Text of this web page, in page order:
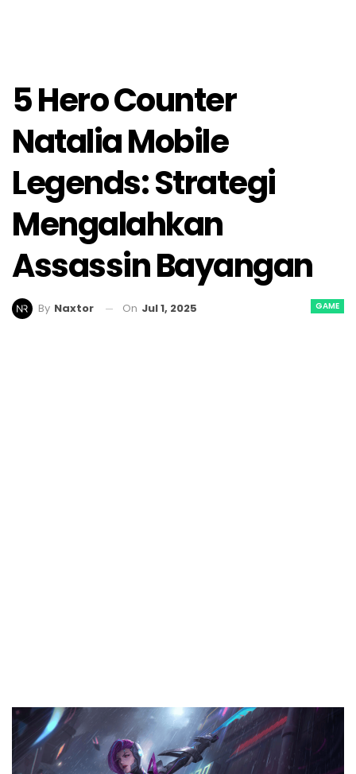
5 Hero Counter
Natalia Mobile
Legends: Strategi
Mengalahkan
Assassin Bayangan
GAME
By Naxtor On Jul 1, 2025